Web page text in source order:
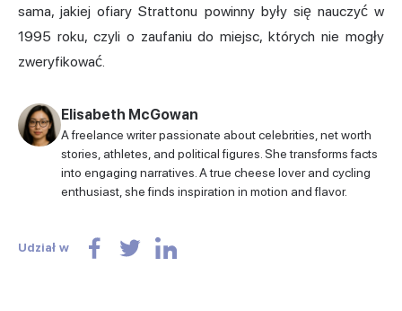
sama, jakiej ofiary Strattonu powinny były się nauczyć w
1995 roku, czyli o zaufaniu do miejsc, których nie mogły
zweryfikować.
Elisabeth McGowan
A freelance writer passionate about celebrities, net worth
stories, athletes, and political figures. She transforms facts
into engaging narratives. A true cheese lover and cycling
enthusiast, she finds inspiration in motion and flavor.
Udział w